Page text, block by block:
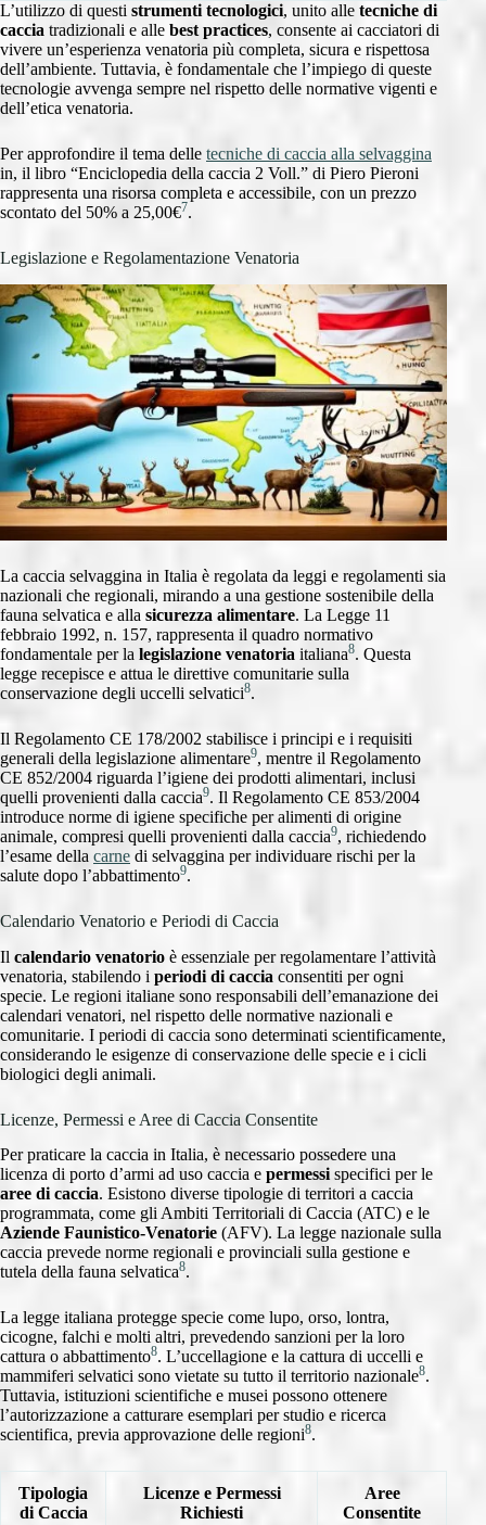
L’utilizzo di questi strumenti tecnologici, unito alle tecniche di
caccia tradizionali e alle best practices, consente ai cacciatori di
vivere un’esperienza venatoria più completa, sicura e rispettosa
dell’ambiente. Tuttavia, è fondamentale che l’impiego di queste
tecnologie avvenga sempre nel rispetto delle normative vigenti e
dell’etica venatoria.
Per approfondire il tema delle tecniche di caccia alla selvaggina
in, il libro “Enciclopedia della caccia 2 Voll.” di Piero Pieroni
rappresenta una risorsa completa e accessibile, con un prezzo
scontato del 50% a 25,00€7.
Legislazione e Regolamentazione Venatoria
La caccia selvaggina in Italia è regolata da leggi e regolamenti sia
nazionali che regionali, mirando a una gestione sostenibile della
fauna selvatica e alla sicurezza alimentare. La Legge 11
febbraio 1992, n. 157, rappresenta il quadro normativo
fondamentale per la legislazione venatoria italiana8. Questa
legge recepisce e attua le direttive comunitarie sulla
conservazione degli uccelli selvatici8.
Il Regolamento CE 178/2002 stabilisce i principi e i requisiti
generali della legislazione alimentare9, mentre il Regolamento
CE 852/2004 riguarda l’igiene dei prodotti alimentari, inclusi
quelli provenienti dalla caccia9. Il Regolamento CE 853/2004
introduce norme di igiene specifiche per alimenti di origine
animale, compresi quelli provenienti dalla caccia9, richiedendo
l’esame della carne di selvaggina per individuare rischi per la
salute dopo l’abbattimento9.
Calendario Venatorio e Periodi di Caccia
Il calendario venatorio è essenziale per regolamentare l’attività
venatoria, stabilendo i periodi di caccia consentiti per ogni
specie. Le regioni italiane sono responsabili dell’emanazione dei
calendari venatori, nel rispetto delle normative nazionali e
comunitarie. I periodi di caccia sono determinati scientificamente,
considerando le esigenze di conservazione delle specie e i cicli
biologici degli animali.
Licenze, Permessi e Aree di Caccia Consentite
Per praticare la caccia in Italia, è necessario possedere una
licenza di porto d’armi ad uso caccia e permessi specifici per le
aree di caccia. Esistono diverse tipologie di territori a caccia
programmata, come gli Ambiti Territoriali di Caccia (ATC) e le
Aziende Faunistico-Venatorie (AFV). La legge nazionale sulla
caccia prevede norme regionali e provinciali sulla gestione e
tutela della fauna selvatica8.
La legge italiana protegge specie come lupo, orso, lontra,
cicogne, falchi e molti altri, prevedendo sanzioni per la loro
cattura o abbattimento8. L’uccellagione e la cattura di uccelli e
mammiferi selvatici sono vietate su tutto il territorio nazionale8.
Tuttavia, istituzioni scientifiche e musei possono ottenere
l’autorizzazione a catturare esemplari per studio e ricerca
scientifica, previa approvazione delle regioni8.
Tipologia
di Caccia
Licenze e Permessi
Richiesti
Aree
Consentite